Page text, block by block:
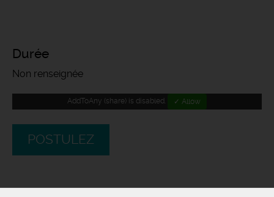
Durée
Non renseignée
AddToAny (share) is disabled. ✓ Allow
POSTULEZ